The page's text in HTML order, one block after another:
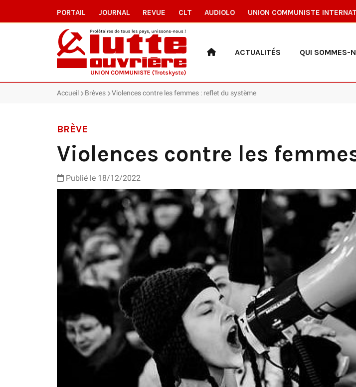
PORTAIL JOURNAL REVUE CLT AUDIOLO UNION COMMUNISTE
ACTUALITÉS QUI SOMMES-
Accueil Brèves Violences contre les femmes : reflet du système
BRÈVE
Violences contre les
Publié le 18/12/2022